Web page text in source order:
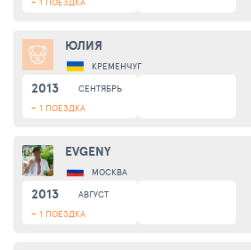
ЮЛИЯ
КРЕМЕНЧУГ
2013
СЕНТЯБРЬ
+ 1 ПОЕЗДКА
EVGENY
МОСКВА
2013
АВГУСТ
+ 1 ПОЕЗДКА